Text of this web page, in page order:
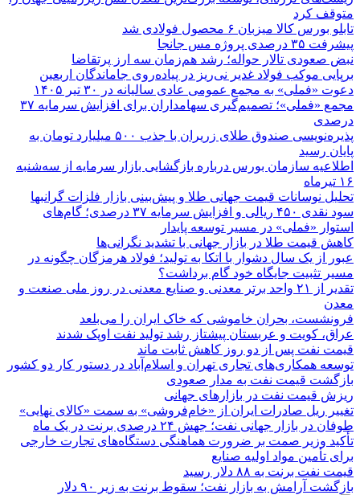
متوقف کرد
تابلو بورس کالا میزبان ۶ محصول فولادی شد
پیشرفت ۳۵ درصدی پروژه مس جانجا
نبض صعودی تالار حواله؛ رشد هم‌زمان سه ارز پرتقاضا
برپایی موکب فولاد غدیر نی‌ریز در پیاده‌روی جاماندگان اربعین
دعوت «فملی» به مجمع عمومی عادی سالیانه در ۳۰ تیر ۱۴۰۵
مجمع «فملی»؛ تصمیم‌گیری سهامداران برای افزایش سرمایه ۳۷
درصدی
پذیره‌نویسی صندوق طلای زریران با جذب ۵۰۰ میلیارد تومان به
پایان رسید
اطلاعیه سازمان بورس درباره بازگشایی بازار سرمایه از سه‌شنبه
۱۶ تیرماه
تحلیل نوسانات قیمت جهانی طلا و پیش‌بینی بازار فلزات گرانبها
سود نقدی ۴۵۰ ریالی و افزایش سرمایه ۳۷ درصدی؛ گام‌های
استوار «فملی» در مسیر توسعه پایدار
کاهش قیمت طلا در بازار جهانی با تشدید نگرانی‌ها
عبور از یک سال دشوار با اتکا به تولید؛ فولاد هرمزگان چگونه در
مسیر تثبیت جایگاه خود گام برداشت؟
تقدیر از ۲۱ واحد برتر معدنی و صنایع معدنی در روز ملی صنعت و
معدن
فرونشست، بحران خاموشی که خاک ایران را می‌بلعد
عراق، کویت و عربستان پیشتاز رشد تولید نفت اوپک شدند
قیمت نفت پس از دو روز کاهش ثابت ماند
توسعه همکاری‌های تجاری تهران و اسلام‌آباد در دستور کار دو کشور
بازگشت قیمت نفت به مدار صعودی
ریزش قیمت نفت در بازارهای جهانی
تغییر ریل صادرات ایران از «خام‌فروشی» به سمت «کالای نهایی»
طوفان در بازار جهانی نفت؛ جهش ۲۴ درصدی برنت در یک ماه
تأکید وزیر صمت بر ضرورت هماهنگی دستگاه‌های تجارت خارجی
برای تأمین مواد اولیه صنایع
قیمت نفت برنت به ۸۸ دلار رسید
بازگشت آرامش به بازار نفت؛ سقوط برنت به زیر ۹۰ دلار